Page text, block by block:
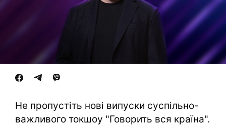
Не пропустіть нові випуски суспільно-
важливого токшоу "Говорить вся країна".